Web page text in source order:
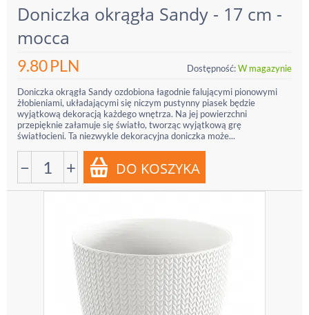
Doniczka okrągła Sandy - 17 cm -
mocca
9.80PLN Dostępność:W magazynie
Doniczka okrągła Sandy ozdobiona łagodnie falującymi pionowymi
żłobieniami, układającymi się niczym pustynny piasek będzie
wyjątkową dekoracją każdego wnętrza. Na jej powierzchni
przepięknie załamuje się światło, tworząc wyjątkową grę
światłocieni. Ta niezwykle dekoracyjna doniczka może...
− +